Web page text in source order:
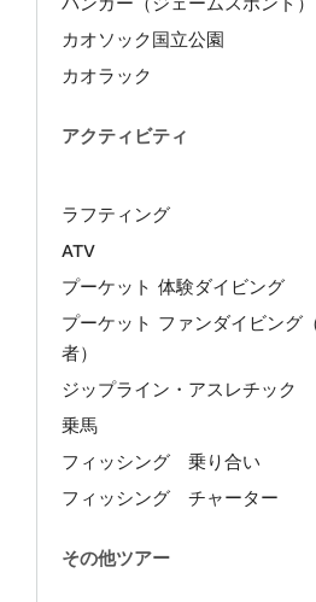
カオソック国立公園
カオラック
アクティビティ
ラフティング
ATV
プーケット 体験ダイビング
プーケット ファンダイビング
者）
ジップライン・アスレチック
乗馬
フィッシング 乗り合い
フィッシング チャーター
その他ツアー